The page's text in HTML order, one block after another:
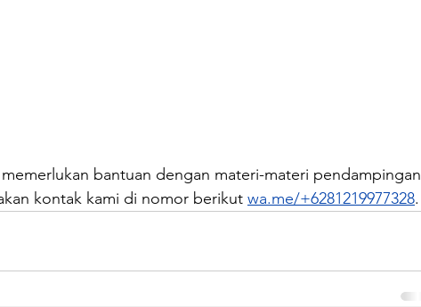
bantuan dengan materi-materi pendampingan
kontak kami di nomor berikut wa.me/+6281219977328.